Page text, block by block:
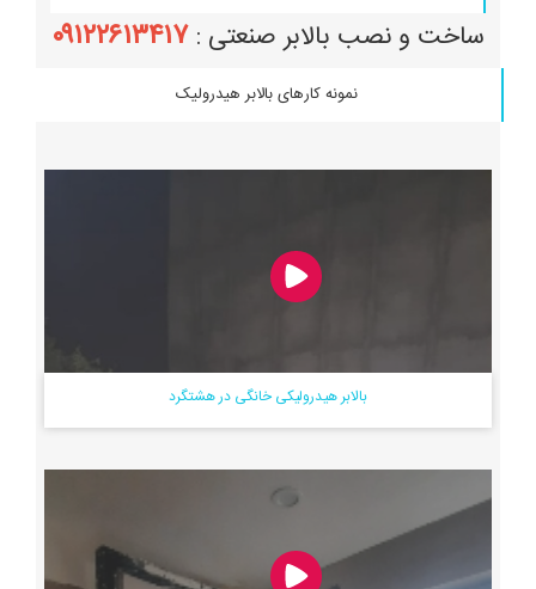
ساخت و نصب بالابر صنعتی :۰۹۱۲۲۶۱۳۴۱۷
نمونه کارهای بالابر هیدرولیک
بالابر هیدرولیکی خانگی در هشتگرد